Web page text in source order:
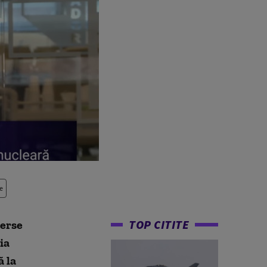
la
TOP CITITE